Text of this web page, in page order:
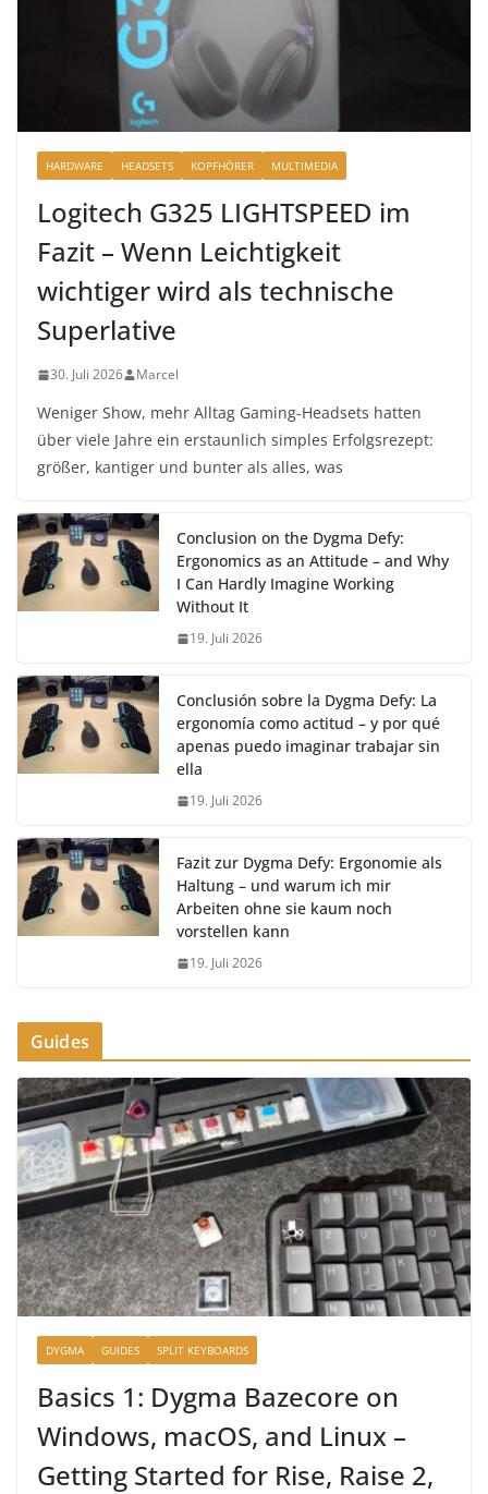
HARDWARE HEADSETS KOPFHÖRER MULTIMEDIA
Logitech G325 LIGHTSPEED im
Fazit – Wenn Leichtigkeit
wichtiger wird als technische
Superlative
30. Juli 2026 Marcel
Weniger Show, mehr Alltag Gaming-Headsets hatten
über viele Jahre ein erstaunlich simples Erfolgsrezept:
größer, kantiger und bunter als alles, was
Conclusion on the Dygma Defy:
Ergonomics as an Attitude – and Why
I Can Hardly Imagine Working
Without It
19. Juli 2026
Conclusión sobre la Dygma Defy: La
ergonomía como actitud – y por qué
apenas puedo imaginar trabajar sin
ella
19. Juli 2026
Fazit zur Dygma Defy: Ergonomie als
Haltung – und warum ich mir
Arbeiten ohne sie kaum noch
vorstellen kann
19. Juli 2026
Guides
DYGMA GUIDES SPLIT KEYBOARDS
Basics 1: Dygma Bazecore on
Windows, macOS, and Linux –
Getting Started for Rise, Raise 2,